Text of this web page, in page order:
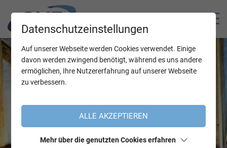
Datenschutzeinstellungen
Auf unserer Webseite werden Cookies verwendet. Einige
davon werden zwingend benötigt, während es uns andere
ermöglichen, Ihre Nutzererfahrung auf unserer Webseite
zu verbessern.
ALLE AKZEPTIEREN
Mehr über die genutzten Cookies erfahren